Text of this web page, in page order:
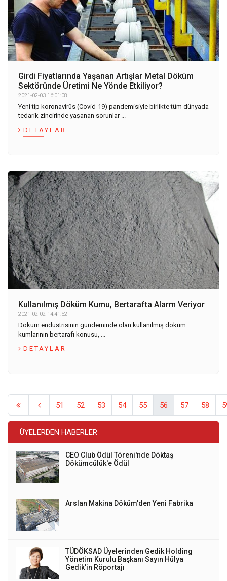
Girdi Fiyatlarında Yaşanan Artışlar Metal Döküm
Sektöründe Üretimi Ne Yönde Etkiliyor?
2021-02-03 16:01:08
Yeni tip koronavirüs (Covid-19) pandemisiyle birlikte tüm dünyada
tedarik zincirinde yaşanan sorunlar ...
DETAYLAR
Kullanılmış Döküm Kumu, Bertarafta Alarm Veriyor
2021-02-02 14:41:52
Döküm endüstrisinin gündeminde olan kullanılmış döküm
kumlarının bertarafı konusu, ...
DETAYLAR
51 52 53 54 55 56 57 58
ÜYELERDEN HABERLER
CEO Club Ödül Töreni'nde Döktaş
Dökümcülük'e Ödül
Arslan Makina Döküm'den Yeni Fabrika
TÜDÖKSAD Üyelerinden Gedik Holding
Yönetim Kurulu Başkanı Sayın Hülya
Gedik’in Röportajı